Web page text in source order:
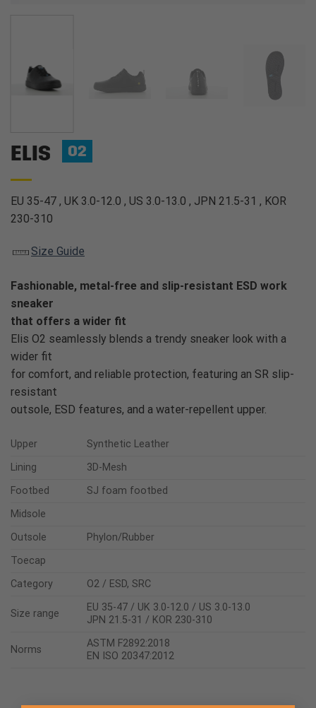
ELIS O2
EU 35-47 , UK 3.0-12.0 , US 3.0-13.0 , JPN 21.5-31 , KOR
230-310
Size Guide
Fashionable, metal-free and slip-resistant ESD work
sneaker
that offers a wider fit
Elis O2 seamlessly blends a trendy sneaker look with a
wider fit
for comfort, and reliable protection, featuring an SR slip-
resistant
outsole, ESD features, and a water-repellent upper.
Upper
Synthetic Leather
Lining
3D-Mesh
Footbed
SJ foam footbed
Midsole
Outsole
Phylon/Rubber
Toecap
Category
O2 / ESD, SRC
Size range
EU 35-47 / UK 3.0-12.0 / US 3.0-13.0
JPN 21.5-31 / KOR 230-310
Norms
ASTM F2892:2018
EN ISO 20347:2012